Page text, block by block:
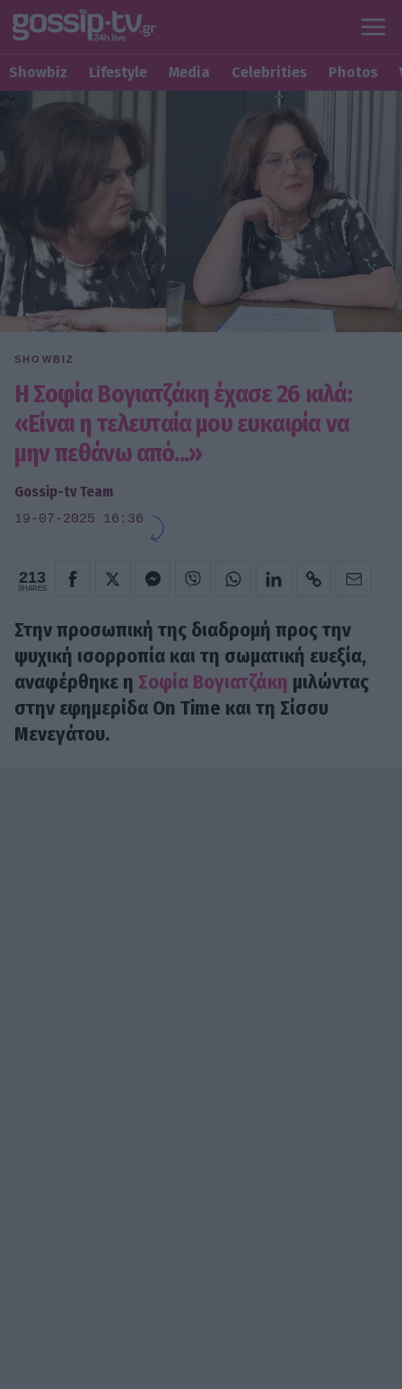
Showbiz Lifestyle Media Celebrities Photos
SHOWBIZ
Η Σοφία Βογιατζάκη έχασε 26 κιλά:
«Είναι η τελευταία μου ευκαιρία να
μην πεθάνω από...»
Gossip-tv Team
19-07-2025 16:36
213
SHARES
Στην προσωπική της διαδρομή προς την
ψυχική ισορροπία και τη σωματική ευεξία,
αναφέρθηκε η Σοφία Βογιατζάκη μιλώντας
στην εφημερίδα On Time και τη Σίσσυ
Μενεγάτου.